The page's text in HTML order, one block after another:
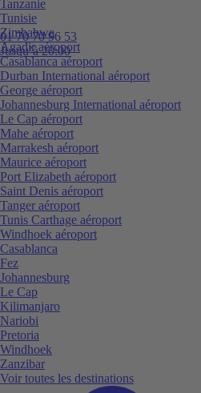
01 70 70 96 53
Jusqu’à 20:00
Tanzanie
Tunisie
Zimbabwe
Agadir aéroport
Casablanca aéroport
Durban International aéroport
George aéroport
Johannesburg International aéroport
Le Cap aéroport
Mahe aéroport
Marrakesh aéroport
Maurice aéroport
Port Elizabeth aéroport
Saint Denis aéroport
Tanger aéroport
Tunis Carthage aéroport
Windhoek aéroport
Casablanca
Fez
Johannesburg
Le Cap
Kilimanjaro
Nariobi
Pretoria
Windhoek
Zanzibar
Voir toutes les destinations